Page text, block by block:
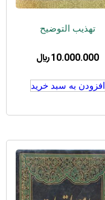
تهذیب التوضیح
10.000.000 ﷼
افزودن به سبد خرید